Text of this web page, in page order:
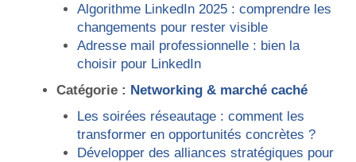
Algorithme LinkedIn 2025 : comprendre les
changements pour rester visible
Adresse mail professionnelle : bien la
choisir pour LinkedIn
Catégorie : Networking & marché caché
Les soirées réseautage : comment les
transformer en opportunités concrètes ?
Développer des alliances stratégiques pour